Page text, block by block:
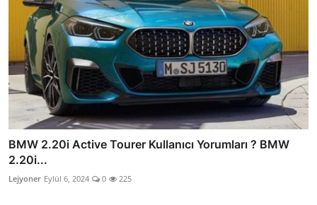
BMW 2.20i Active Tourer Kullanıcı Yorumları ? BMW
2.20i...
Lejyoner Eylül 6, 2024 0 225